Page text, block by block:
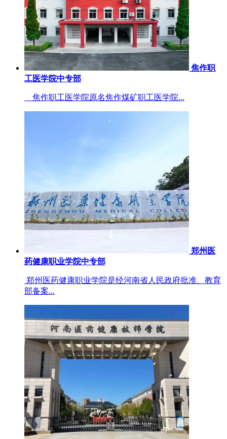
焦作职
工医学院中专部
焦作职工医学院原名焦作煤矿职工医学院...
郑州医
药健康职业学院中专部
郑州医药健康职业学院是经河南省人民政府批准、教育
部备案...